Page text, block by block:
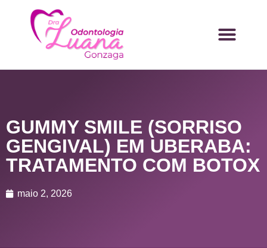
GUMMY SMILE (SORRISO
GENGIVAL) EM UBERABA:
TRATAMENTO COM BOTOX
maio 2, 2026